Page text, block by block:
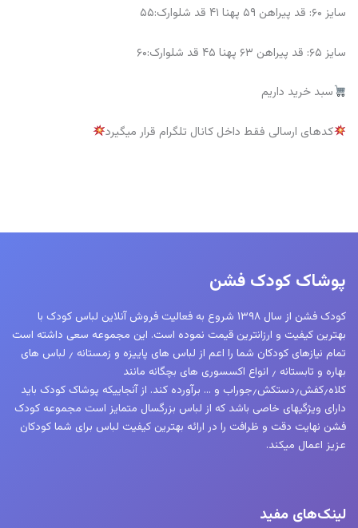
سایز ۶۰: قد پیراهن ۵۹ پهنا ۴۱ قد شلوارک:۵۵
سایز ۶۵: قد پیراهن ۶۳ پهنا ۴۵ قد شلوارک:۶۰
سبد خرید داریم
کدهای ارسالی فقط داخل کانال تلگرام قرار میگیرد
پوشاک کودک فشن
کودک فشن از سال ۱۳۹۸ شروع به فعالیت فروش آنلاین لباس کودک با
بهترین کیفیت و ارزانترین قیمت نموده است. این مجموعه سعی داشته است
تمام نیازهای کودکان شما را اعم از لباس های پاییزه و زمستانه ٫ لباس های
بهاره و تابستانه ٫ انواع اکسسوری های بچگانه مانند
کلاه٫کفش٫دستکش٫جوراب و … برآورده کند. از آنجاییکه پوشاک کودک باید
دارای ویژگیهای خاصی باشد که از لباس بزرگسال متمایز است مجموعه کودک
فشن نهایت دقت و ظرافت را در ارائه بهترین کیفیت لباس برای شما کودکان
عزیز اعمال میکند.
لینک‌های مفید